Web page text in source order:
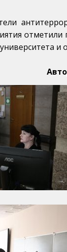
отметили
и